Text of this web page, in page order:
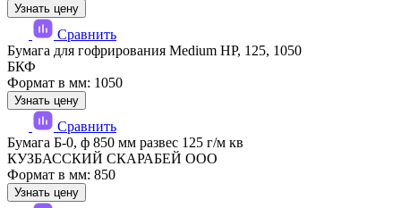
Узнать цену
Сравнить
Бумага для гофрирования Medium HP, 125, 1050
БКФ
Формат в мм: 1050
Узнать цену
Сравнить
Бумага Б-0, ф 850 мм развес 125 г/м кв
КУЗБАССКИЙ СКАРАБЕЙ ООО
Формат в мм: 850
Узнать цену